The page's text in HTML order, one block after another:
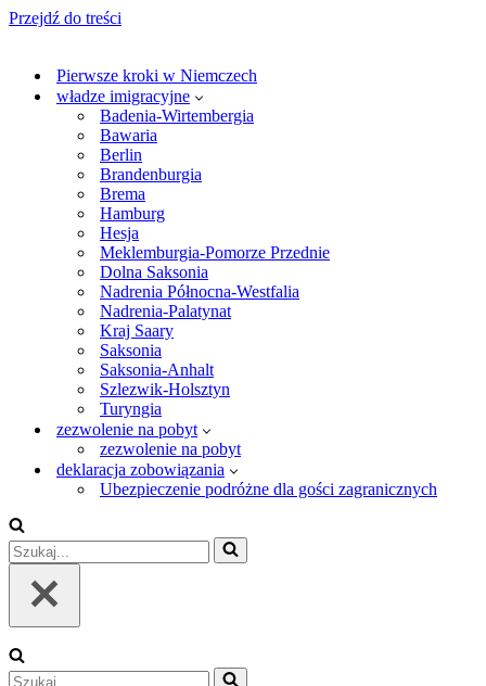
Przejdź do treści
Pierwsze kroki w Niemczech
władze imigracyjne
Badenia-Wirtembergia
Bawaria
Berlin
Brandenburgia
Brema
Hamburg
Hesja
Meklemburgia-Pomorze Przednie
Dolna Saksonia
Nadrenia Północna-Westfalia
Nadrenia-Palatynat
Kraj Saary
Saksonia
Saksonia-Anhalt
Szlezwik-Holsztyn
Turyngia
zezwolenie na pobyt
zezwolenie na pobyt
deklaracja zobowiązania
Ubezpieczenie podróżne dla gości zagranicznych
Szukaj...
Szukaj...